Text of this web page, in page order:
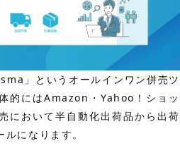
」というオールインワン併売ツ
的にはAmazon・Yahoo！ショッ
において半自動化出荷品から出荷
になります。